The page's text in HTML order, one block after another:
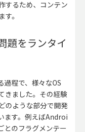
するため、コンテン
。
題をランタイ
程で、様々なOS
きました。その経験
のような部分で開発
ます。例えばAndroi
とのフラグメンテー